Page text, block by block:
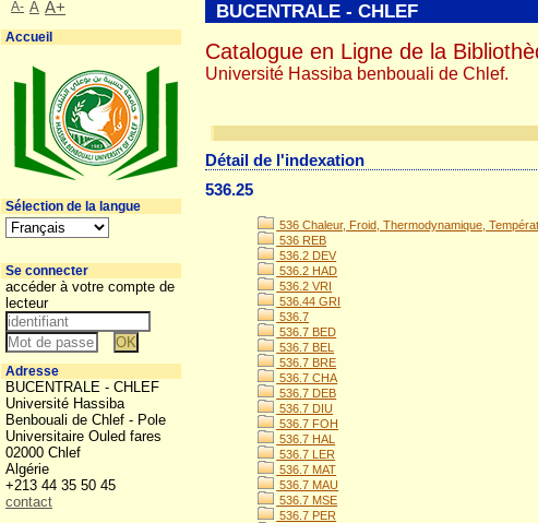
Détail de l'indexation
536.25
536 Chaleur, Froid, Thermodynamique,
536 REB
536.2 DEV
536.2 HAD
536.2 VRI
536.44 GRI
536.7
536.7 BED
536.7 BEL
536.7 BRE
536.7 CHA
536.7 DEB
536.7 DIU
536.7 FOH
536.7 HAL
536.7 LER
536.7 MAT
536.7 MAU
536.7 MSE
536.7 PER
BUCENTRALE - CHLEF
Catalogue en Ligne de la
Université Hassiba benbouali de Chlef.
A- A A+
Accueil
Sélection de la langue
Se connecter
accéder à votre compte de
lecteur
Adresse
BUCENTRALE - CHLEF
Université Hassiba
Benbouali de Chlef - Pole
Universitaire Ouled fares
02000 Chlef
Algérie
+213 44 35 50 45
contact